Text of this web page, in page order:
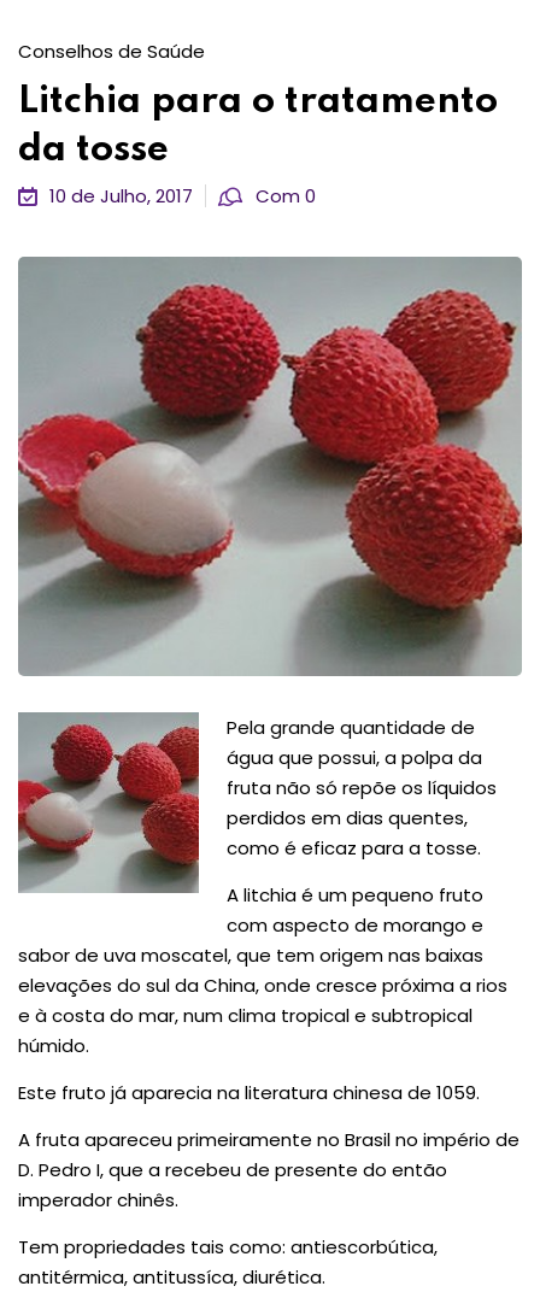
Conselhos de Saúde
Litchia para o tratamento
da tosse
10 de Julho, 2017 Com 0
Pela grande quantidade de
água que possui, a polpa da
fruta não só repõe os líquidos
perdidos em dias quentes,
como é eficaz para a tosse.
A litchia é um pequeno fruto
com aspecto de morango e
sabor de uva moscatel, que tem origem nas baixas
elevações do sul da China, onde cresce próxima a rios
e à costa do mar, num clima tropical e subtropical
húmido.
Este fruto já aparecia na literatura chinesa de 1059.
A fruta apareceu primeiramente no Brasil no império de
D. Pedro I, que a recebeu de presente do então
imperador chinês.
Tem propriedades tais como: antiescorbútica,
antitérmica, antitussíca, diurética.